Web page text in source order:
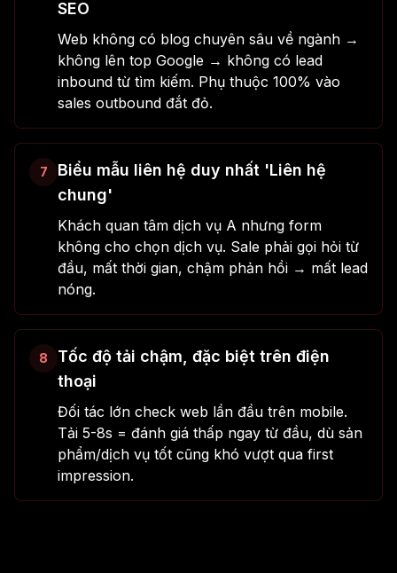
SEO
Web không có blog chuyên sâu về ngành →
không lên top Google → không có lead
inbound từ tìm kiếm. Phụ thuộc 100% vào
sales outbound đắt đỏ.
7
Biểu mẫu liên hệ duy nhất 'Liên hệ
chung'
Khách quan tâm dịch vụ A nhưng form
không cho chọn dịch vụ. Sale phải gọi hỏi từ
đầu, mất thời gian, chậm phản hồi → mất lead
nóng.
8
Tốc độ tải chậm, đặc biệt trên điện
thoại
Đối tác lớn check web lần đầu trên mobile.
Tải 5-8s = đánh giá thấp ngay từ đầu, dù sản
phẩm/dịch vụ tốt cũng khó vượt qua first
impression.